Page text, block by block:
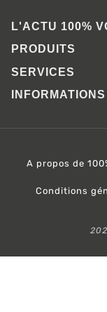
L'ACTU 100%
PRODUITS
SERVICES
INFORMATIONS
A propos de
Conditions